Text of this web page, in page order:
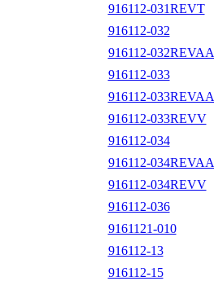
916112-031REVT
916112-032
916112-032REVAA
916112-033
916112-033REVAA
916112-033REVV
916112-034
916112-034REVAA
916112-034REVV
916112-036
9161121-010
916112-13
916112-15